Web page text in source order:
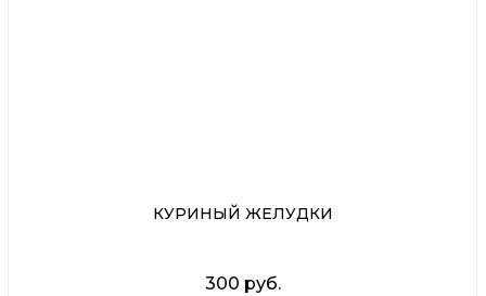
КУРИНЫЙ ЖЕЛУДКИ
300 руб.